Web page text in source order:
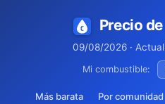
Precio
09/08/2026 ·
Mi combustible:
Más barata Por comunidad